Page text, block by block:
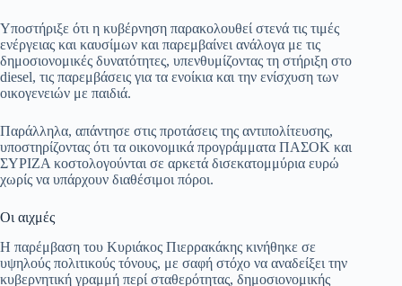
Υποστήριξε ότι η κυβέρνηση παρακολουθεί στενά τις τιμές
ενέργειας και καυσίμων και παρεμβαίνει ανάλογα με τις
δημοσιονομικές δυνατότητες, υπενθυμίζοντας τη στήριξη στο
diesel, τις παρεμβάσεις για τα ενοίκια και την ενίσχυση των
οικογενειών με παιδιά.
Παράλληλα, απάντησε στις προτάσεις της αντιπολίτευσης,
υποστηρίζοντας ότι τα οικονομικά προγράμματα ΠΑΣΟΚ και
ΣΥΡΙΖΑ κοστολογούνται σε αρκετά δισεκατομμύρια ευρώ
χωρίς να υπάρχουν διαθέσιμοι πόροι.
Οι αιχμές
Η παρέμβαση του Κυριάκος Πιερρακάκης κινήθηκε σε
υψηλούς πολιτικούς τόνους, με σαφή στόχο να αναδείξει την
κυβερνητική γραμμή περί σταθερότητας, δημοσιονομικής